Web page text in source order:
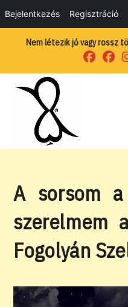
Bejelentkezés Regisztráció
Nem létezik jó vagy rossz
A sorsom
szerelmem
Fogolyán